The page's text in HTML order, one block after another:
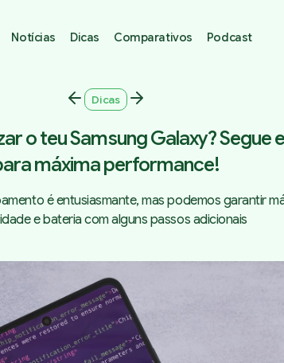
Notícias Dicas Comparativos Podcast
Dicas
o teu Samsung Galaxy? Segue
máxima performance!
é entusiasmante, mas podemos garantir
e bateria com alguns passos adicionais